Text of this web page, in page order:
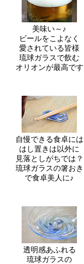
美味い～♪
ビールをこよなく
愛されている皆様
琉球ガラスで飲む
オリオンが最高です
自慢できる食卓には
はし置きは以外に
見落としがちでは？
琉球ガラスの箸おき
で食卓美人に♪
透明感あふれる
琉球ガラスの